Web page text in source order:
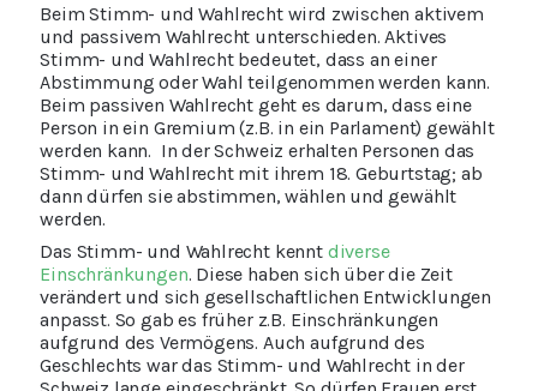
Beim Stimm- und Wahlrecht wird zwischen aktivem
und passivem Wahlrecht unterschieden. Aktives
Stimm- und Wahlrecht bedeutet, dass an einer
Abstimmung oder Wahl teilgenommen werden kann.
Beim passiven Wahlrecht geht es darum, dass eine
Person in ein Gremium (z.B. in ein Parlament) gewählt
werden kann. In der Schweiz erhalten Personen das
Stimm- und Wahlrecht mit ihrem 18. Geburtstag; ab
dann dürfen sie abstimmen, wählen und gewählt
werden.
Das Stimm- und Wahlrecht kennt diverse
Einschränkungen. Diese haben sich über die Zeit
verändert und sich gesellschaftlichen Entwicklungen
anpasst. So gab es früher z.B. Einschränkungen
aufgrund des Vermögens. Auch aufgrund des
Geschlechts war das Stimm- und Wahlrecht in der